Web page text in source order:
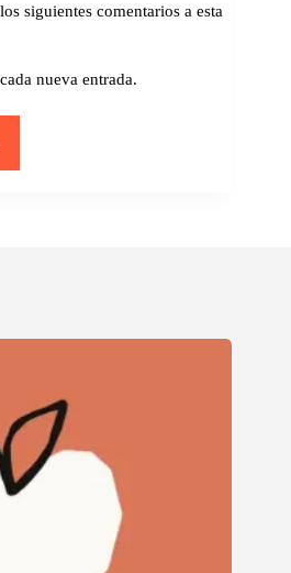
siguientes comentarios a esta
nueva entrada.